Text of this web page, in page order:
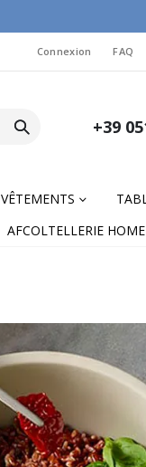
Connexion FAQ
+39
VÊTEMENTS
AFCOLTELLERIE HOME